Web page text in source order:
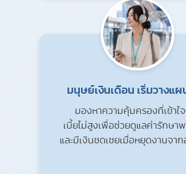
มนุษย์เงินเดือน เริ่มวางแ
มองหาความคุ้มครองที่เข้าใ
เบี้ยไม่สูงเพื่อช่วยดูแลค่ารักษา
และมีเงินชดเชยเมื่อหยุดงานจา